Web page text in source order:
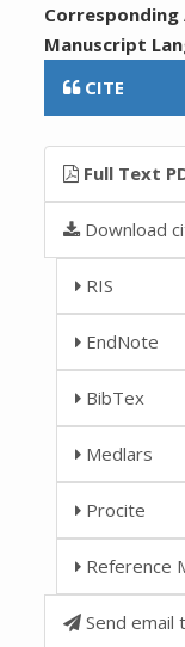
Manuscript
CITE
Full Text
Download
RIS
EndNote
BibTex
Medlars
Procite
Reference
Send email